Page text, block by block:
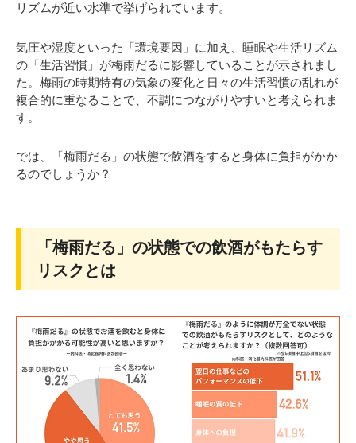
リズムが近い水準で挙げられています。
気圧や湿度といった「環境要因」に加え、睡眠や生活リズム
の「生活習慣」が梅雨だるに影響していることが示されまし
た。梅雨の時期特有の気象の変化と日々の生活習慣の乱れが
複合的に重なることで、不調につながりやすいと考えられま
す。
では、「梅雨だる」の状態で飲酒をすると身体に負担がかか
るのでしょうか？
「梅雨だる」の状態での飲酒がもたらす
リスクとは